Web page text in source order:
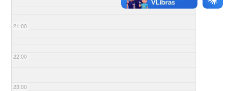
21:00
22:00
23:00